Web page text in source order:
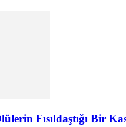
Fısıldaştığı Bir